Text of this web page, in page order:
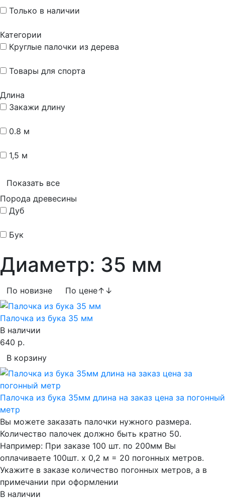
Только в наличии
Категории
Круглые палочки из дерева
Товары для спорта
Длина
Закажи длину
0.8 м
1,5 м
Показать все
Порода древесины
Дуб
Бук
Диаметр: 35 мм
По новизне По цене↑ ↓
Палочка из бука 35 мм
В наличии
640 р.
В корзину
Палочка из бука 35мм длина на заказ цена за погонный
метр
Вы можете заказать палочки нужного размера.
Количество палочек должно быть кратно 50.
Например: При заказе 100 шт. по 200мм Вы
оплачиваете 100шт. х 0,2 м = 20 погонных метров.
Укажите в заказе количество погонных метров, а в
примечании при оформлении
В наличии